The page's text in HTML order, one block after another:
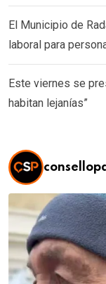
El Municipio de
laboral para
Este viernes se
habitan lejanías”